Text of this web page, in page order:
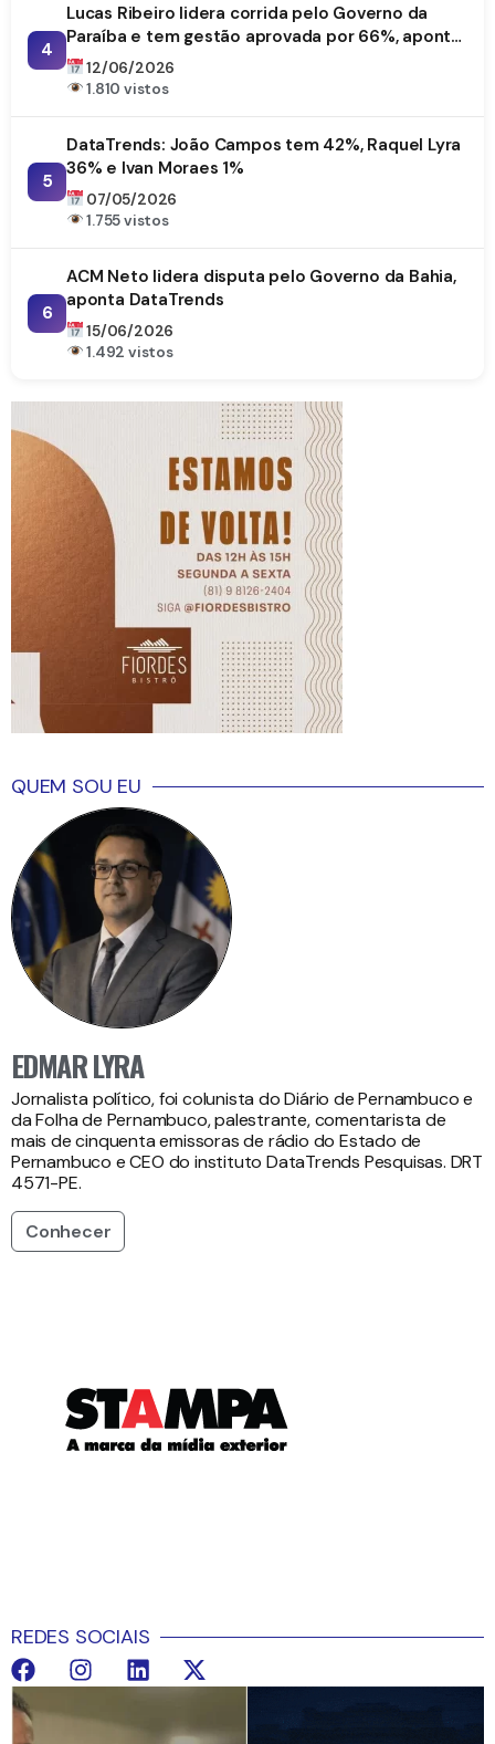
4
Lucas Ribeiro lidera corrida pelo Governo da
Paraíba e tem gestão aprovada por 66%, aponta
DataTrends
12/06/2026
1.810 vistos
5
DataTrends: João Campos tem 42%, Raquel Lyra
36% e Ivan Moraes 1%
07/05/2026
1.755 vistos
6
ACM Neto lidera disputa pelo Governo da Bahia,
aponta DataTrends
15/06/2026
1.492 vistos
QUEM SOU EU
EDMAR LYRA
Jornalista político, foi colunista do Diário de Pernambuco e
da Folha de Pernambuco, palestrante, comentarista de
mais de cinquenta emissoras de rádio do Estado de
Pernambuco e CEO do instituto DataTrends Pesquisas. DRT
4571-PE.
Conhecer
REDES SOCIAIS